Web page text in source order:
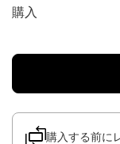
購入
購入する前に